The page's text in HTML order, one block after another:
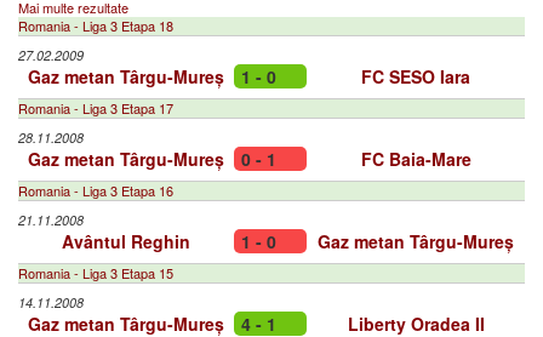
Mai multe rezultate
Romania - Liga 3 Etapa 18
27.02.2009
Gaz metan Târgu-Mureș 1 - 0 FC SESO Iara
Romania - Liga 3 Etapa 17
28.11.2008
Gaz metan Târgu-Mureș 0 - 1 FC Baia-Mare
Romania - Liga 3 Etapa 16
21.11.2008
Avântul Reghin 1 - 0 Gaz metan Târgu-Mureș
Romania - Liga 3 Etapa 15
14.11.2008
Gaz metan Târgu-Mureș 4 - 1 Liberty Oradea II